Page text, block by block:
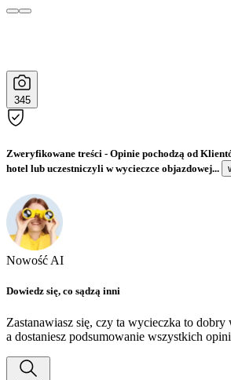
345
Zweryfikowane treści - Opinie pochodzą od
hotel lub uczestniczyli w wycieczce objazdowej...
Nowość AI
Dowiedz się, co sądzą inni
Zastanawiasz się, czy ta wycieczka to
a dostaniesz podsumowanie wszystkich